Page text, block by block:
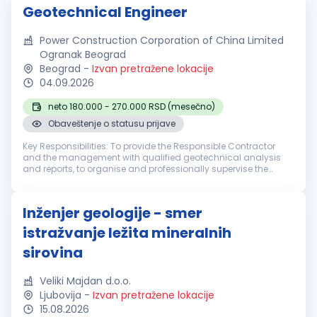
Geotechnical Engineer
Power Construction Corporation of China Limited
Ogranak Beograd
Beograd - Izvan pretražene lokacije
04.09.2026
neto 180.000 - 270.000 RSD (mesečno)
Obaveštenje o statusu prijave
Key Responsibilities: To provide the Responsible Contractor
and the management with qualified geotechnical analysis
and reports, to organise and professionally supervise the
Inženjer geologije - smer
istražvanje ležita mineralnih
sirovina
Veliki Majdan d.o.o.
Ljubovija - Izvan pretražene lokacije
15.08.2026